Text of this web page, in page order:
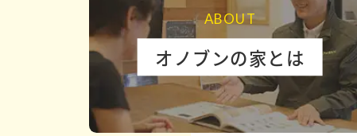
ABOUT
オノブンの家とは